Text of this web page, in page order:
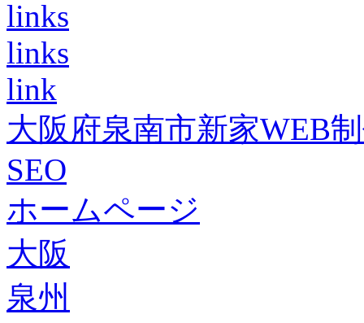
links
links
link
大阪府泉南市新家WEB
SEO
ホームページ
大阪
泉州